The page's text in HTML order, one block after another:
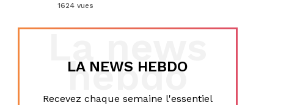
1624 vues
hebdo
LA NEWS HEBDO
Recevez chaque semaine l'essentiel